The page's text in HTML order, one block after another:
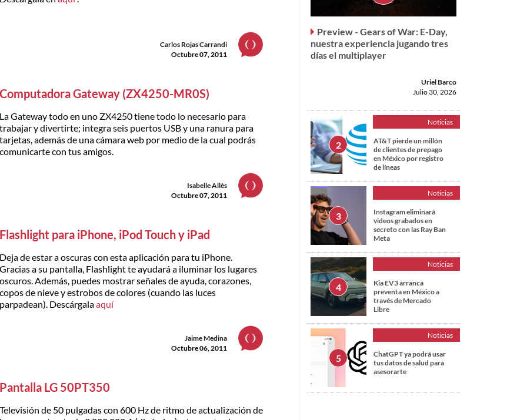
Carlos Rojas Carrandi
Octubre 07, 2011
Computadora Gateway (ZX4250-MR0S)
La Gateway todo en uno ZX4250 tiene todo lo necesario para
trabajar y divertirte; integra seis puertos USB y una ranura para
tarjetas, además de una cámara web por medio de la cual podrás
comunicarte con tus amigos.
Isabelle Allès
Octubre 07, 2011
Flashlight para iPhone, iPod Touch y iPad
Deja de estar a oscuras con esta aplicación para tu iPhone.
Gracias a su pantalla, Flashlight te ayudará a iluminar los lugares
oscuros. Además, puedes mostrar señales de ayuda, corazones,
copos de nieve y estrobos de colores (cuando las luces
parpadean). Descárgalaaquí
Jaime Medina
Octubre 06, 2011
Pantalla LG 50PT350
Televisión de 50 pulgadas con 600 Hz de ritmo de actualización de
Preview - Gears of War: E-Day,
nuestra experiencia jugando tres
días el multiplayer
Uriel Barco
Julio 30, 2026
Noticias
AT&T pierde un millón
de clientes de prepago
en México por registro
de líneas
Noticias
Instagram eliminará
videos grabados en
secreto con las Ray Ban
Meta
Noticias
Kia EV3 arranca
preventa en México a
través de Mercado
Libre
Noticias
ChatGPT ya podrá usar
tus datos de salud para
asesorarte